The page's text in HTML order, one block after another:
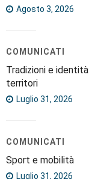
Agosto 3, 2026
COMUNICATI
Tradizioni e
territori
Luglio 31, 2026
COMUNICATI
Sport e mobilità
Luglio 31, 2026